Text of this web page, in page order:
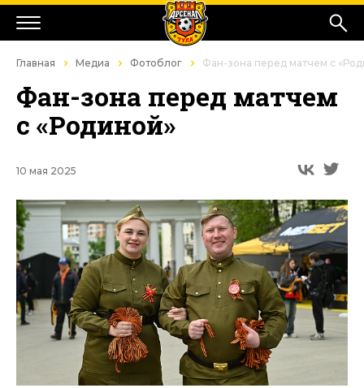
Главная Медиа Фотоблог Фан-зона перед матчем с
Фан-зона перед матчем
с «Родиной»
10 мая 2025